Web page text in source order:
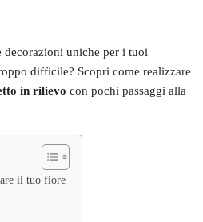
decorazioni uniche per i tuoi
difficile? Scopri come realizzare
in rilievo con pochi passaggi alla
il tuo fiore